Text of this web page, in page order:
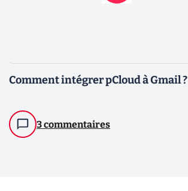
Comment intégrer pCloud à Gmail ?
3 commentaires